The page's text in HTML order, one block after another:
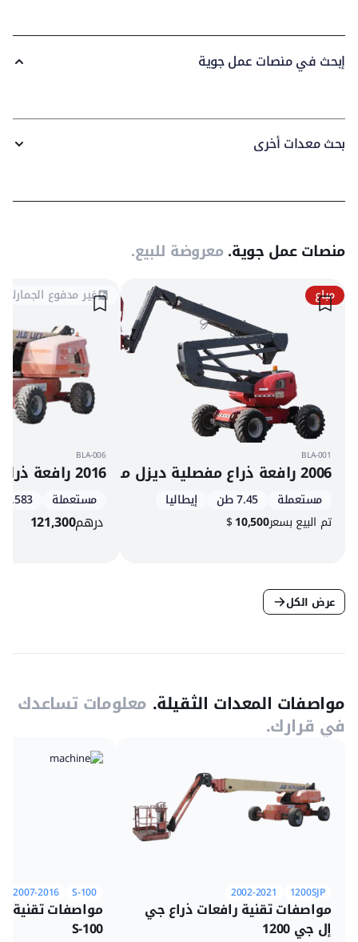
إبحث في منصات عمل جوية
بحث معدات أخرى
منصات عمل جوية.معروضة للبيع.
مباع
BLA-001
2006 رافعة ذراع مفصلية ديزل مانيتو 160 ATJ
مستعملة 7.45 طن
إيطاليا
تم البيع بسعر
$10,500
غير مدفوع الجمارك
BLA-006
2016 رافعة ذراع تلسكوبية دفع رباعي ديزل جي إل جي 460SJ
مستعملة 4,583 س
درهم121,300
عرض الكل
مواصفات المعدات الثقيلة. معلومات تساعدك
في قرارك.
1200SJP
2002-2021
مواصفات تقنية رافعات ذراع جي
إل جي 1200
S-100
2007-2016
مواصفات تقنية
S-100